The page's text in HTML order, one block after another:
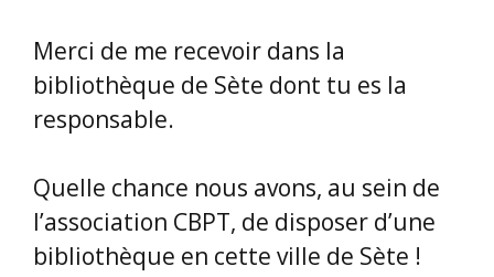
Merci de me recevoir dans la
bibliothèque de Sète dont tu es la
responsable.
Quelle chance nous avons, au sein de
l’association CBPT, de disposer d’une
bibliothèque en cette ville de Sète !